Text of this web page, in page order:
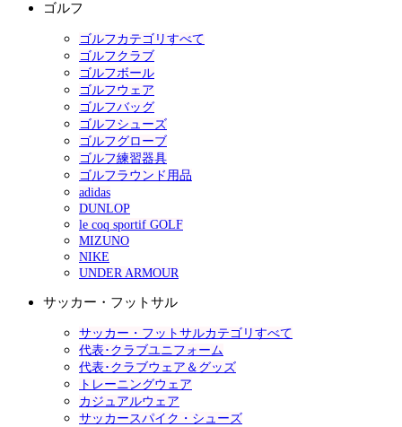
ゴルフ
ゴルフカテゴリすべて
ゴルフクラブ
ゴルフボール
ゴルフウェア
ゴルフバッグ
ゴルフシューズ
ゴルフグローブ
ゴルフ練習器具
ゴルフラウンド用品
adidas
DUNLOP
le coq sportif GOLF
MIZUNO
NIKE
UNDER ARMOUR
サッカー・フットサル
サッカー・フットサルカテゴリすべて
代表･クラブユニフォーム
代表･クラブウェア＆グッズ
トレーニングウェア
カジュアルウェア
サッカースパイク・シューズ